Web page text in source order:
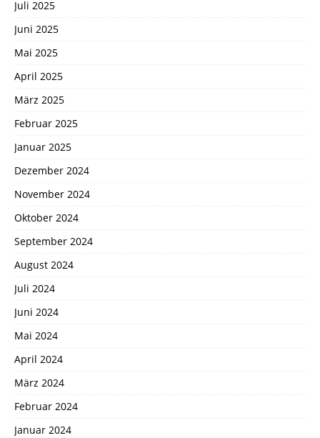
Juli 2025
Juni 2025
Mai 2025
April 2025
März 2025
Februar 2025
Januar 2025
Dezember 2024
November 2024
Oktober 2024
September 2024
August 2024
Juli 2024
Juni 2024
Mai 2024
April 2024
März 2024
Februar 2024
Januar 2024